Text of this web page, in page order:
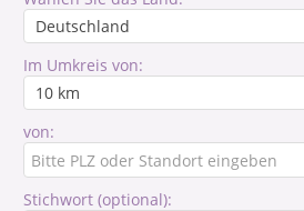
Im Umkreis von:
von:
Stichwort (optional):